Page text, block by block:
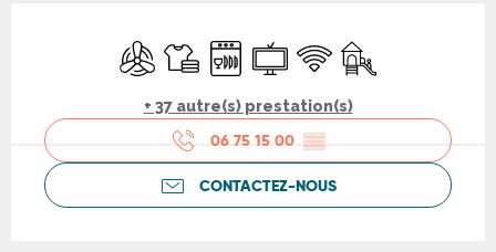
Air conditionné
Draps et linge
Lave vaisselle
Télévision
WiFi Jeux pour enfants
+ 37 autre(s) prestation(s)
06 75 15 00 ▒▒
CONTACTEZ-NOUS